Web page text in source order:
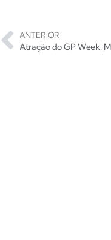
ANTERIOR